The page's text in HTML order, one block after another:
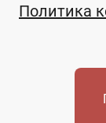
Политика